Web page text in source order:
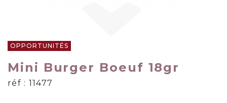
OPPORTUNITÉS
Mini Burger Boeuf 18gr
réf : 11477